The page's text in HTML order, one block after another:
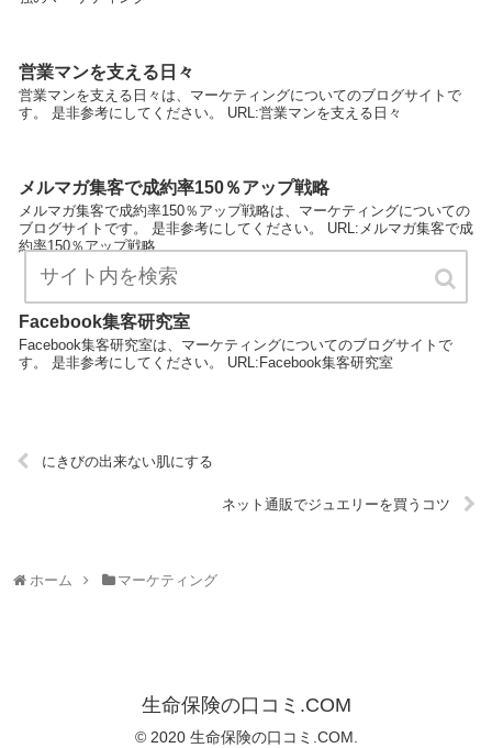
営業マンを支える日々
営業マンを支える日々は、マーケティングについてのブログサイトで
す。 是非参考にしてください。 URL:営業マンを支える日々
メルマガ集客で成約率150％アップ戦略
メルマガ集客で成約率150％アップ戦略は、マーケティングについての
ブログサイトです。 是非参考にしてください。 URL:メルマガ集客で成
約率150％アップ戦略
Facebook集客研究室
Facebook集客研究室は、マーケティングについてのブログサイトで
す。 是非参考にしてください。 URL:Facebook集客研究室
にきびの出来ない肌にする
ネット通販でジュエリーを買うコツ
ホーム マーケティング
生命保険の口コミ.COM
© 2020 生命保険の口コミ.COM.